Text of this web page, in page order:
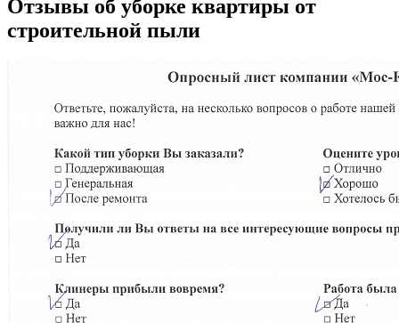
Отзывы об уборке квартиры от
строительной пыли